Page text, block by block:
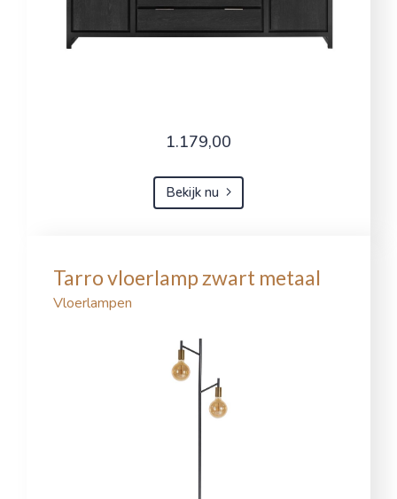
1.179,00
Bekijk nu
Tarro vloerlamp zwart metaal
Vloerlampen